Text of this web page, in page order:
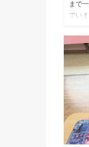
まで
でい